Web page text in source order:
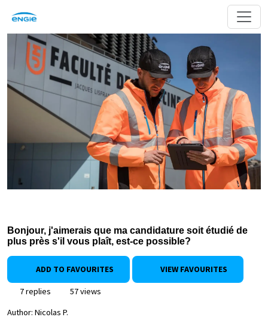
Bonjour, j'aimerais que ma candidature soit étudié de
plus près s'il vous plaît, est-ce possible?
ADD TO FAVOURITES VIEW FAVOURITES
7 replies
57 views
Author: Nicolas P.